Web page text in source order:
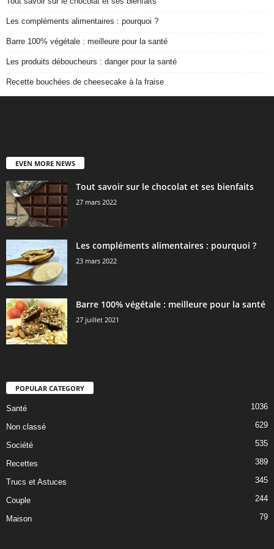
Les compléments alimentaires : pourquoi ?
Barre 100% végétale : meilleure pour la santé
Les produits déboucheurs : danger pour la santé
Recette bouchées de cheesecake à la fraise
EVEN MORE NEWS
Tout savoir sur le chocolat et ses bienfaits
27 mars 2022
Les compléments alimentaires : pourquoi ?
23 mars 2022
Barre 100% végétale : meilleure pour la santé
27 juillet 2021
POPULAR CATEGORY
Santé 1036
Non classé 629
Société 535
Recettes 389
Trucs et Astuces 345
Couple 244
Maison 79